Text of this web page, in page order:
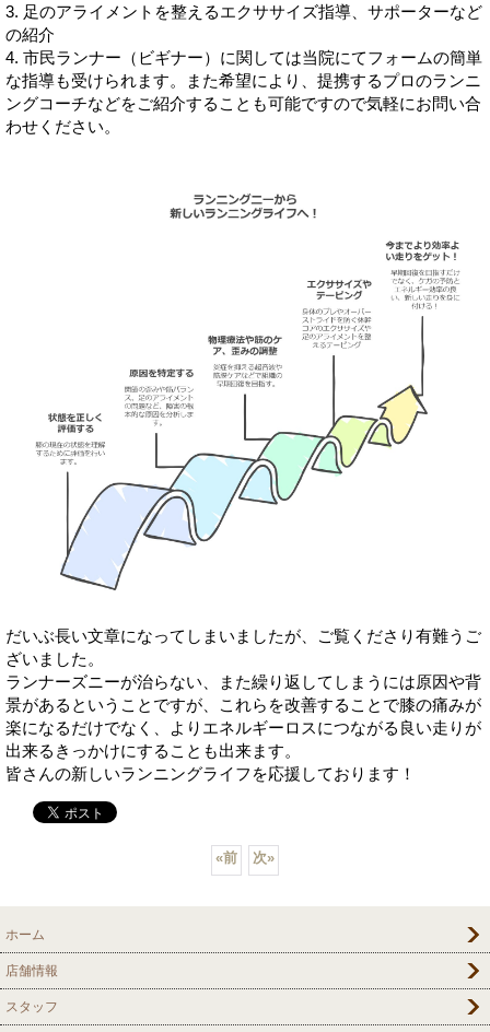
3. 足のアライメントを整えるエクササイズ指導、サポーターなど
の紹介
4. 市民ランナー（ビギナー）に関しては当院にてフォームの簡単
な指導も受けられます。また希望により、提携するプロのランニ
ングコーチなどをご紹介することも可能ですので気軽にお問い合
わせください。
だいぶ長い文章になってしまいましたが、ご覧くださり有難うご
ざいました。
ランナーズニーが治らない、また繰り返してしまうには原因や背
景があるということですが、これらを改善することで膝の痛みが
楽になるだけでなく、よりエネルギーロスにつながる良い走りが
出来るきっかけにすることも出来ます。
皆さんの新しいランニングライフを応援しております！
«前 次»
ホーム
店舗情報
スタッフ